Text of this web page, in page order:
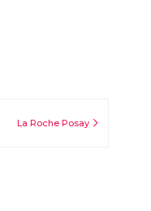
La Roche Posay